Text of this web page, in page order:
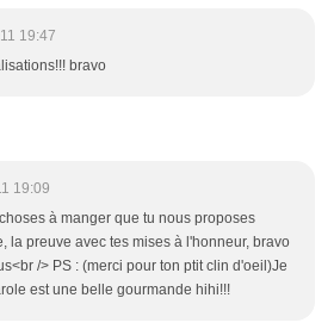
19:47
bravo
19:09
à manger que tu nous proposes
la preuve avec tes mises à l'honneur, bravo
/> PS : (merci pour ton ptit clin d'oeil)Je
est une belle gourmande hihi!!!